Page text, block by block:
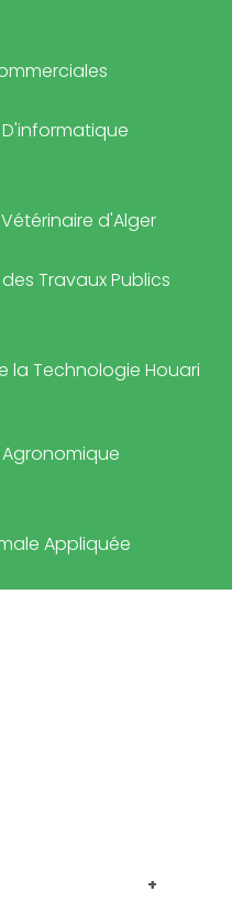
d'Alger
Travaux Publics
la Technologie Houari
Appliquée